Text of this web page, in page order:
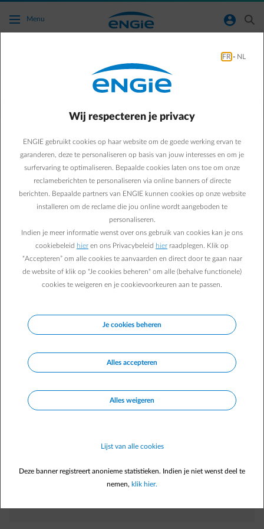
Ga naar de hoofdinhoud
Menu normal-account-circle search
Vragen over de slotfactuur
hebben we hier voor je opgelijst.
Veelgestelde vragen
Hoe kan ik mijn verhuis melden?
Welke gegevens heb ik nodig om een slotfactuur aan te
vragen voor mijn vorige pand?
Krijg ik automatisch de slotfactuur van mijn vorige pand
Wat gebeurt er met mijn boxx als ik verhuis?
extra diensten?
Direct zelf regelen
arrow-right
Betaalmethode aanpassen arrow-right
FR - NL
Wij respecteren je privacy
ENGIE gebruikt cookies op haar website om de goede werking ervan te
garanderen, deze te personaliseren op basis van jouw interesses en om je
surfervaring te optimaliseren. Bepaalde cookies laten ons toe om onze
reclameberichten te personaliseren via online banners of directe
berichten. Bepaalde partners van ENGIE kunnen cookies op onze website
installeren om de reclame die jou online wordt aangeboden te
personaliseren.
Indien je meer informatie wenst over ons gebruik van cookies kan je ons
cookiebeleid hier en ons Privacybeleid hier raadplegen. Klik op
“Accepteren” om alle cookies te aanvaarden en direct door te gaan naar
de website of klik op "Je cookies beheren" om alle (behalve functionele)
cookies te weigeren en je cookievoorkeuren aan te passen.
Je cookies beheren
Alles accepteren
Alles weigeren
Lijst van alle cookies
Deze banner registreert anonieme statistieken. Indien je niet wenst deel te
nemen, klik hier.